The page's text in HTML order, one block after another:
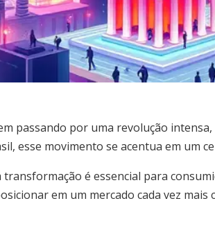
passando por uma revolução
esse movimento se acentua em um
transformação é essencial para
em um mercado cada vez mais